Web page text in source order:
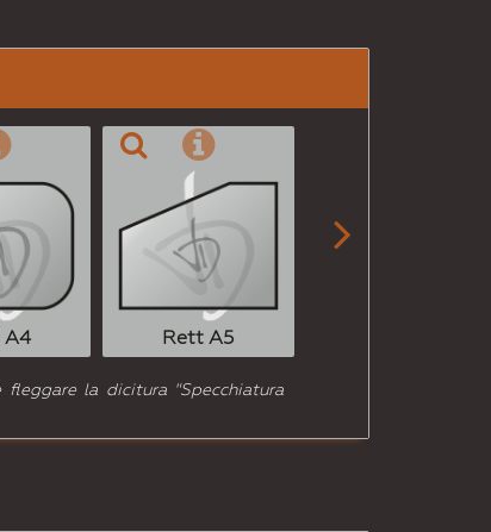
A4 Rett A5

la dicitura "Specchiatura